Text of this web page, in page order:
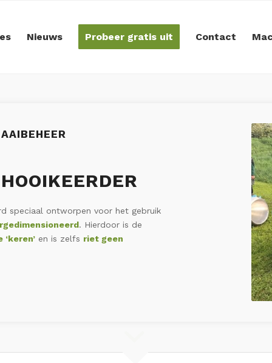
Nieuws Probeer gratis uit Contact
speciaal ontworpen voor het gebruik
. Hierdoor is de
en is zelfs riet geen